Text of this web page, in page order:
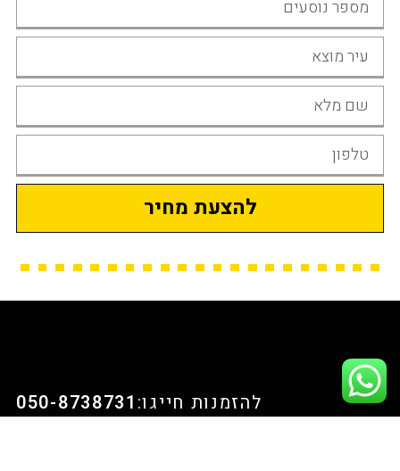
להצעת מחיר
להזמנות חייגו: 050-8738731